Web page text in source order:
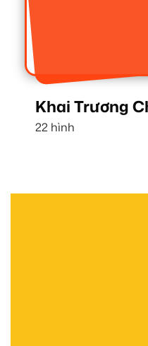
Khai Trương
22 hình